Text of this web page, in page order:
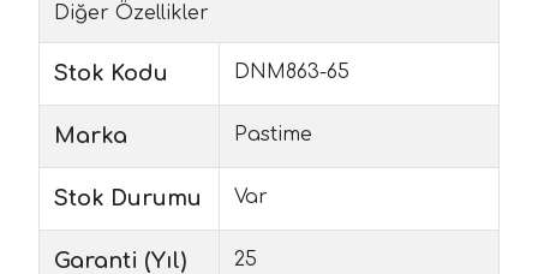
Diğer Özellikler
Stok Kodu DNM863-65
Marka Pastime
Stok Durumu Var
Garanti (Yıl) 25